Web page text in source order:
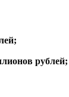
рублей;